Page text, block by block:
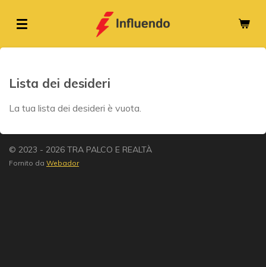
Lista dei desideri
La tua lista dei desideri è vuota.
© 2023 - 2026 TRA PALCO E REALTÀ
Fornito da Webador